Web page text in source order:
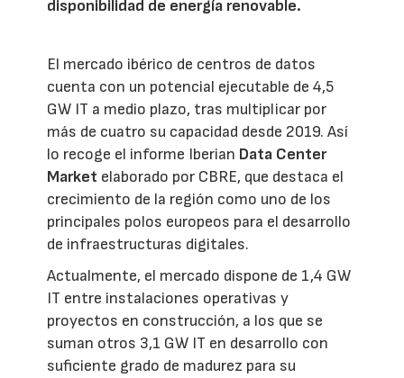
disponibilidad de energía renovable.
El mercado ibérico de centros de datos
cuenta con un potencial ejecutable de 4,5
GW IT a medio plazo, tras multiplicar por
más de cuatro su capacidad desde 2019. Así
lo recoge el informe Iberian Data Center
Market elaborado por CBRE, que destaca el
crecimiento de la región como uno de los
principales polos europeos para el desarrollo
de infraestructuras digitales.
Actualmente, el mercado dispone de 1,4 GW
IT entre instalaciones operativas y
proyectos en construcción, a los que se
suman otros 3,1 GW IT en desarrollo con
suficiente grado de madurez para su